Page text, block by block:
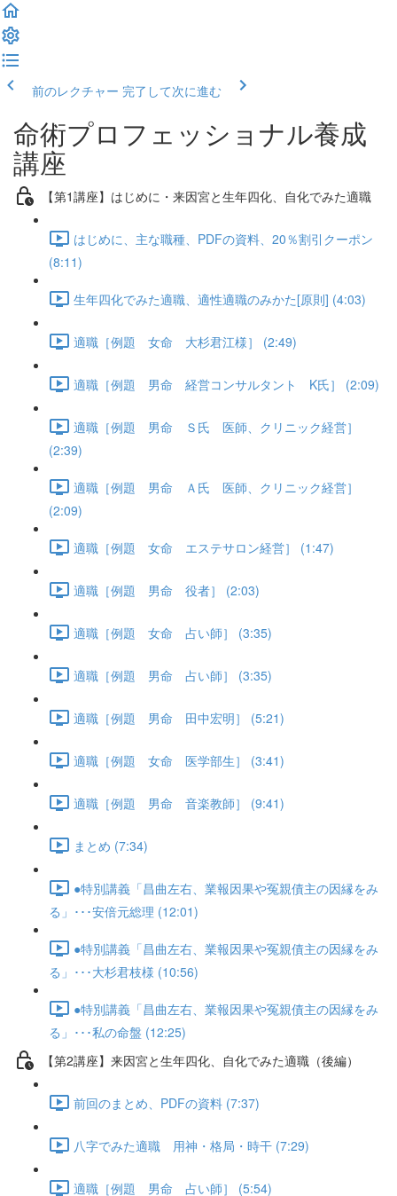
前のレクチャー 完了して次に進む
命術プロフェッショナル養成
講座
【第1講座】はじめに・来因宮と生年四化、自化でみた適職
はじめに、主な職種、PDFの資料、20％割引クーポン
(8:11)
生年四化でみた適職、適性適職のみかた[原則] (4:03)
適職［例題 女命 大杉君江様］ (2:49)
適職［例題 男命 経営コンサルタント K氏］ (2:09)
適職［例題 男命 Ｓ氏 医師、クリニック経営］
(2:39)
適職［例題 男命 Ａ氏 医師、クリニック経営］
(2:09)
適職［例題 女命 エステサロン経営］ (1:47)
適職［例題 男命 役者］ (2:03)
適職［例題 女命 占い師］ (3:35)
適職［例題 男命 占い師］ (3:35)
適職［例題 男命 田中宏明］ (5:21)
適職［例題 女命 医学部生］ (3:41)
適職［例題 男命 音楽教師］ (9:41)
まとめ (7:34)
●特別講義「昌曲左右、業報因果や冤親債主の因縁をみ
る」･･･安倍元総理 (12:01)
●特別講義「昌曲左右、業報因果や冤親債主の因縁をみ
る」･･･大杉君枝様 (10:56)
●特別講義「昌曲左右、業報因果や冤親債主の因縁をみ
る」･･･私の命盤 (12:25)
【第2講座】来因宮と生年四化、自化でみた適職（後編）
前回のまとめ、PDFの資料 (7:37)
八字でみた適職 用神・格局・時干 (7:29)
適職［例題 男命 占い師］ (5:54)